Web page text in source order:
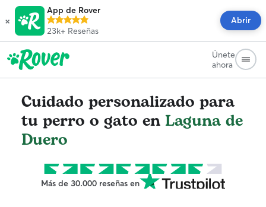
×
App de Rover
23k+ Reseñas
Abrir
Únete
ahora
Cuidado personalizado para
tu perro o gato en Laguna de
Duero
Más de 30.000 reseñas en